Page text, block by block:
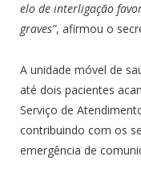
elo de interligação
graves”, afirmou o
A unidade móvel de
até dois pacientes
Serviço de
contribuindo com os
emergência de